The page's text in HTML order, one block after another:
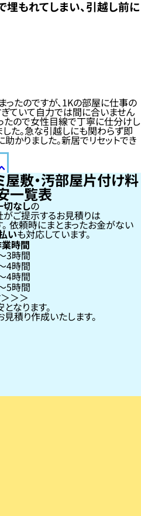
もれてしまい、引越し前に
たのですが、1Kの部屋に仕事の
ていて自力では間に合いません
たので女性目線で丁寧に仕分けし
した。急な引越しにも関わらず即
かりました。新居でリセットでき
敷・汚部屋片付け料
一覧表
なしの
ご提示するお見積りは
依頼時にまとまったお金がない
いも対応しています。
時間
3時間
4時間
4時間
5時間
なります。
積り作成いたします。